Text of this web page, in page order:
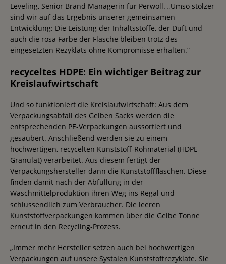
Leveling, Senior Brand Managerin für Perwoll. „Umso stolzer
sind wir auf das Ergebnis unserer gemeinsamen
Entwicklung: Die Leistung der Inhaltsstoffe, der Duft und
auch die rosa Farbe der Flasche bleiben trotz des
eingesetzten Rezyklats ohne Kompromisse erhalten.“
recyceltes HDPE: Ein wichtiger Beitrag zur
Kreislaufwirtschaft
Und so funktioniert die Kreislaufwirtschaft: Aus dem
Verpackungsabfall des Gelben Sacks werden die
entsprechenden PE-Verpackungen aussortiert und
gesäubert. Anschließend werden sie zu einem
hochwertigen, recycelten Kunststoff-Rohmaterial (HDPE-
Granulat) verarbeitet. Aus diesem fertigt der
Verpackungshersteller dann die Kunststoffflaschen. Diese
finden damit nach der Abfüllung in der
Waschmittelproduktion ihren Weg ins Regal und
schlussendlich zum Verbraucher. Die leeren
Kunststoffverpackungen kommen über die Gelbe Tonne
erneut in den Recycling-Prozess.
„Immer mehr Hersteller setzen auch bei hochwertigen
Verpackungen auf unsere Systalen Kunststoffrezyklate. Sie